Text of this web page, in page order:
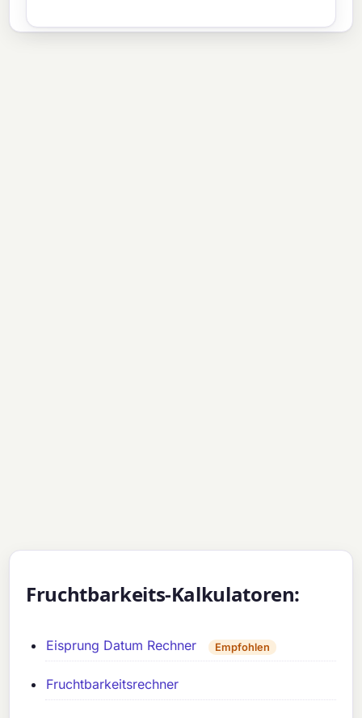
Fruchtbarkeits-Kalkulatoren:
Eisprung Datum Rechner Empfohlen
Fruchtbarkeitsrechner